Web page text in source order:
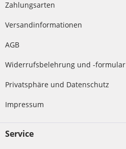
Zahlungsarten
Versandinformationen
AGB
Widerrufsbelehrung und -formular
Privatsphäre und Datenschutz
Impressum
Service